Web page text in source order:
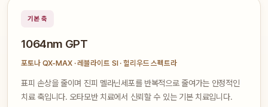
기본 축
1064nm GPT
포토나 QX-MAX · 레블라이트 SI · 헐리우드 스펙트라
표피 손상을 줄이며 진피 멜라닌세포를 반복적으로 줄여가는 안정적인
치료 축입니다. 오타모반 치료에서 신뢰할 수 있는 기본 치료입니다.